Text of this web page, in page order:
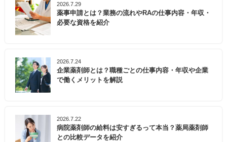
2026.7.29
薬事申請とは？業務の流れやRAの仕事内容・年収・
必要な資格を紹介
2026.7.24
企業薬剤師とは？職種ごとの仕事内容・年収や企業
で働くメリットを解説
2026.7.22
病院薬剤師の給料は安すぎるって本当？薬局薬剤師
との比較データを紹介